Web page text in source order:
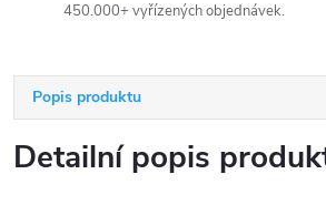
450.000+ vyřízených objednávek.
Popis produktu
Detailní popis